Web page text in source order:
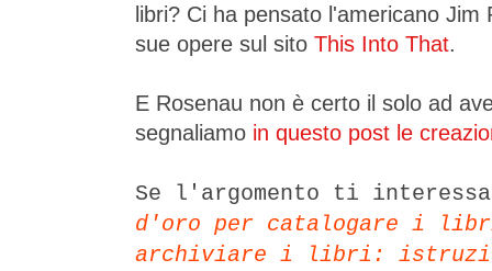
libri? Ci ha pensato l'americano
sue opere sul sito This Into That.
E Rosenau non è certo il solo ad
segnaliamo in questo post le
Se l'argomento ti
d'oro per catalogare i
archiviare i libri: